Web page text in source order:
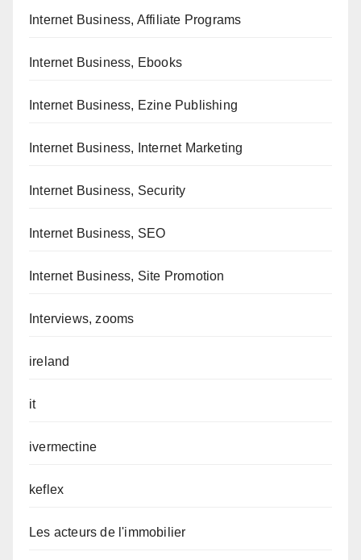
Internet Business, Affiliate Programs
Internet Business, Ebooks
Internet Business, Ezine Publishing
Internet Business, Internet Marketing
Internet Business, Security
Internet Business, SEO
Internet Business, Site Promotion
Interviews, zooms
ireland
it
ivermectine
keflex
Les acteurs de l'immobilier